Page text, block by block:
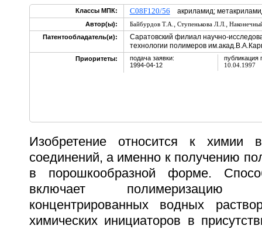
Классы МПК: C08F120/56 акриламид;
Автор(ы): Байбурдов Т.А. , Ступенькова Л.Л. ,
Патентообладатель(и):
Саратовский филиал научно-
технологии полимеров
Приоритеты:
подача заявки:
1994-04-12
публикация
10.04.1997
Изобретение относится к химии
соединений, а именно к получению
в порошкообразной форме.
включает
концентрированных водных
химических инициаторов в